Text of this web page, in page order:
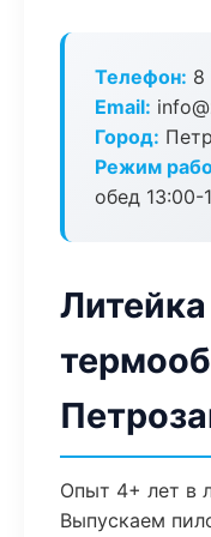
Телефон: 8
Email:
Город:
Режим
обед 13:00-
Опыт 4+ лет в
Выпускаем